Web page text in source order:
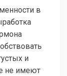
в
и
не имеют